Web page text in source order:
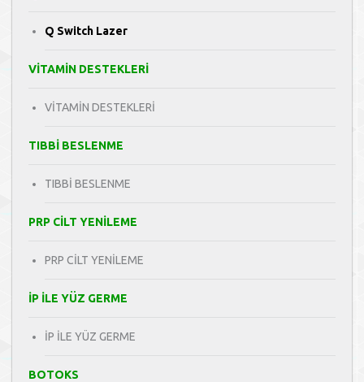
Q Switch Lazer
VİTAMİN DESTEKLERİ
VİTAMİN DESTEKLERİ
TIBBİ BESLENME
TIBBİ BESLENME
PRP CİLT YENİLEME
PRP CİLT YENİLEME
İP İLE YÜZ GERME
İP İLE YÜZ GERME
BOTOKS